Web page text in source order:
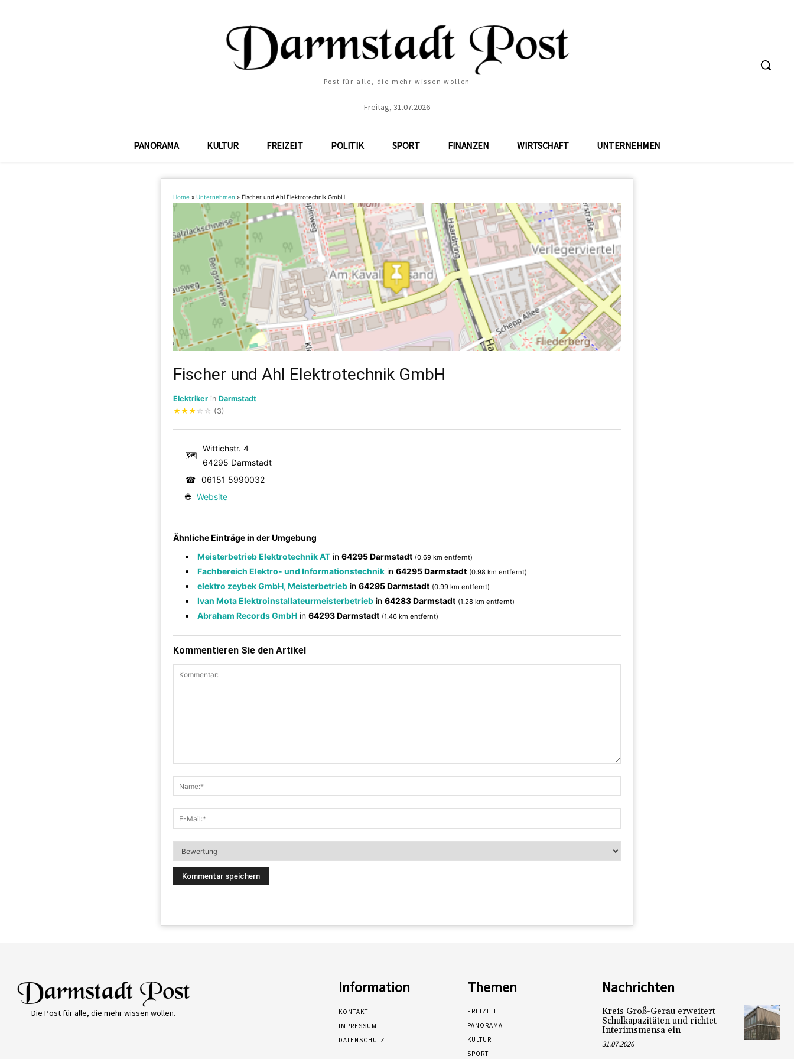
Post für alle, die mehr wissen wollen
Freitag, 31.07.2026
PANORAMA KULTUR FREIZEIT POLITIK SPORT FINANZEN WIRTSCHAFT UNTERNEHMEN
Home » Unternehmen » Fischer und Ahl Elektrotechnik GmbH
Fischer und Ahl Elektrotechnik GmbH
Elektriker in Darmstadt
★★★ ☆ ☆ (3)
🗺
Wittichstr. 4
64295 Darmstadt
☎ 06151 5990032
🌐 Website
Ähnliche Einträge in der Umgebung
Meisterbetrieb Elektrotechnik AT in 64295 Darmstadt (0.69 km entfernt)
Fachbereich Elektro- und Informationstechnik in 64295 Darmstadt (0.98 km entfernt)
elektro zeybek GmbH, Meisterbetrieb in 64295 Darmstadt (0.99 km entfernt)
Ivan Mota Elektroinstallateurmeisterbetrieb in 64283 Darmstadt (1.28 km entfernt)
Abraham Records GmbH in 64293 Darmstadt (1.46 km entfernt)
Kommentieren Sie den Artikel
Die Post für alle, die mehr wissen wollen.
Information
KONTAKT
IMPRESSUM
DATENSCHUTZ
Themen
FREIZEIT
PANORAMA
KULTUR
SPORT
Nachrichten
Kreis Groß-Gerau erweitert
Schulkapazitäten und richtet
Interimsmensa ein
31.07.2026